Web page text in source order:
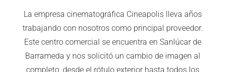
La empresa cinematográfica Cineapolis lleva años
trabajando con nosotros como principal proveedor.
Este centro comercial se encuentra en Sanlúcar de
Barrameda y nos solicitó un cambio de imagen al
completo, desde el rótulo exterior hasta todos los